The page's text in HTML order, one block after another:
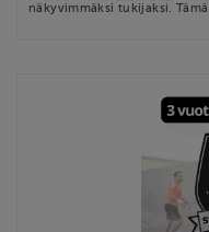
näkyvimmäksi tukijaksi.